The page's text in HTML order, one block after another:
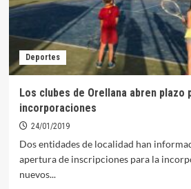
Deportes
Los clubes de Orellana abren plazo
incorporaciones
24/01/2019
Dos entidades de localidad han
apertura de inscripciones para la
nuevos...